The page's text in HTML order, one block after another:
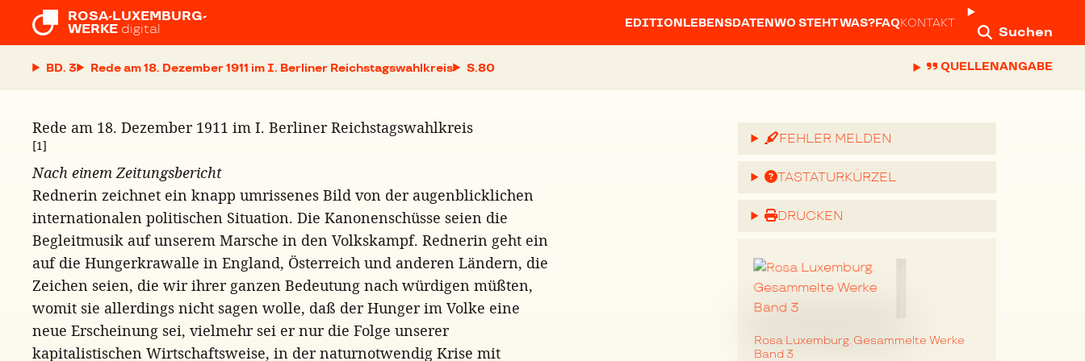
ROSA-LUXEMBURG-
WERKE digital EDITIONLEBENSDATENWO STEHT WAS?FAQKONTAKT
Suchen
BD. 3 Rede am 18. Dezember 1911 im I. Berliner Reichstagswahlkreis S. QUELLENANGABE
Rede am 18. Dezember 1911 im I. Berliner Reichstagswahlkreis
[1]
Nach einem Zeitungsbericht
Rednerin zeichnet ein knapp umrissenes Bild von der augenblicklichen
internationalen politischen Situation. Die Kanonenschüsse seien die
Begleitmusik auf unserem Marsche in den Volkskampf. Rednerin geht ein
auf die Hungerkrawalle in England, Österreich und anderen Ländern, die
Zeichen seien, die wir ihrer ganzen Bedeutung nach würdigen müßten,
womit sie allerdings nicht sagen wolle, daß der Hunger im Volke eine
neue Erscheinung sei, vielmehr sei er nur die Folge unserer
kapitalistischen Wirtschaftsweise, in der naturnotwendig Krise mit
FEHLER MELDEN
TASTATURKÜRZEL
DRUCKEN
Rosa Luxemburg. Gesammelte Werke
Band 3